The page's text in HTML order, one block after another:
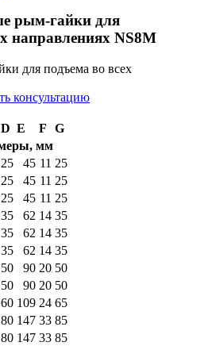
рым-гайки для
направлениях NS8M
для подъема во всех
консультацию
D E F
G
мм
25 45 11 25
25 45 11 25
25 45 11 25
35 62 14 35
35 62 14 35
35 62 14 35
50 90 20 50
50 90 20 50
60 109 24 65
80 147 33 85
80 147 33 85